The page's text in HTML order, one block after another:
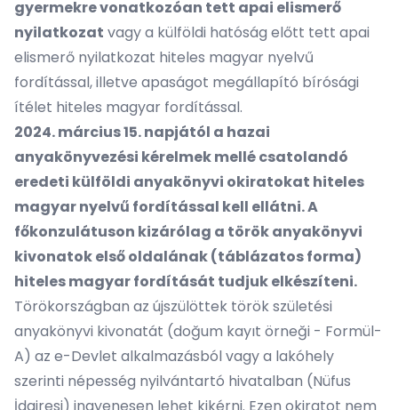
gyermekre vonatkozóan tett apai elismerő
nyilatkozat vagy a külföldi hatóság előtt tett apai
elismerő nyilatkozat hiteles magyar nyelvű
fordítással, illetve apaságot megállapító bírósági
ítélet hiteles magyar fordítással.
2024. március 15. napjától a hazai
anyakönyvezési kérelmek mellé csatolandó
eredeti külföldi anyakönyvi okiratokat hiteles
magyar nyelvű fordítással kell ellátni. A
főkonzulátuson kizárólag a török anyakönyvi
kivonatok első oldalának (táblázatos forma)
hiteles magyar fordítását tudjuk elkészíteni.
Törökországban az újszülöttek török születési
anyakönyvi kivonatát (doğum kayıt örneği - Formül-
A) az e-Devlet alkalmazásból vagy a lakóhely
szerinti népesség nyilvántartó hivatalban (Nüfus